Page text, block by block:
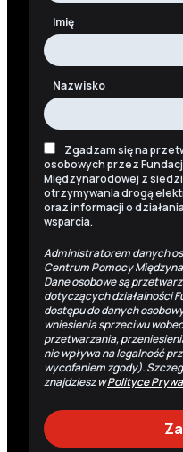
Imię
Nazwisko
Zgadzam się na
osobowych przez
Międzynarodowej z
otrzymywania drogą
oraz informacji o
wsparcia.
Administratorem danych
Centrum Pomocy
Dane osobowe są
dotyczących działalności
dostępu do danych
wniesienia sprzeciwu
przetwarzania,
nie wpływa na legalność
wycofaniem zgody).
znajdziesz wPolityce